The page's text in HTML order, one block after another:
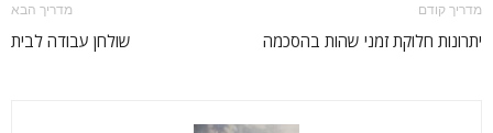
מדריך קודם
יתרונות חלוקת זמני שהות בהסכמה‏
מדריך הבא
שולחן עבודה לבית